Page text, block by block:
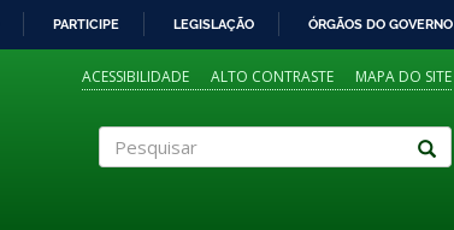
PARTICIPE LEGISLAÇÃO ÓRGÃOS DO GOVERNO
ACESSIBILIDADE ALTO CONTRASTE MAPA DO SITE